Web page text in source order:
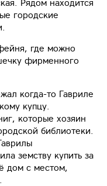
Рядом находится
городские
где можно
фирменного
когда-то Гавриле
купцу.
которые хозяин
библиотеки.
земству купить за
дом с местом,